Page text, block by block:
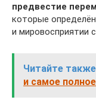
предвестие
которые
и мировосприятии
Читайте
и самое